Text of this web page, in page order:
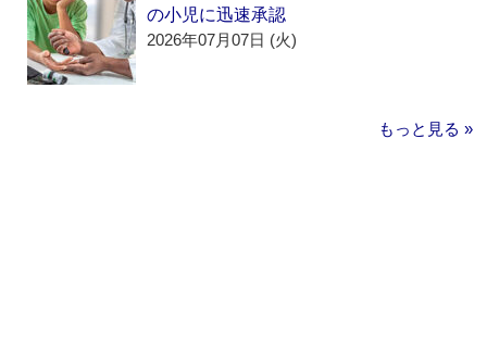
の小児に迅速承認
2026年07月07日 (火)
もっと見る »